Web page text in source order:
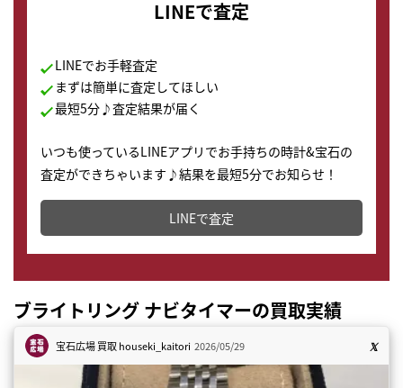
LINEで査定
LINEでお手軽査定
まずは簡単に査定してほしい
最短5分♪査定結果が届く
いつも使っているLINEアプリでお手持ちの時計&宝石の
査定ができちゃいます♪結果を最短5分でお知らせ！
どこからでもすぐに査定金額を知ることが出来ます。
LINEで査定
ブライトリング ナビタイマーの買取実績
宝石広場 買取houseki_kaitori 2026/05/29